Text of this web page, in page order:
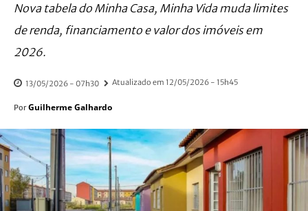
Nova tabela do Minha Casa, Minha Vida muda limites
de renda, financiamento e valor dos imóveis em
2026.
13/05/2026 - 07h30 Atualizado em 12/05/2026 - 15h45
Por Guilherme Galhardo